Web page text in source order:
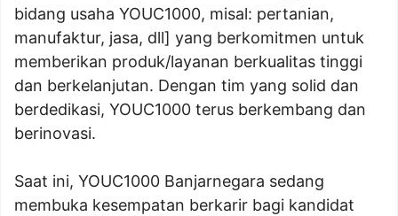
bidang usaha YOUC1000, misal: pertanian,
manufaktur, jasa, dll] yang berkomitmen untuk
memberikan produk/layanan berkualitas tinggi
dan berkelanjutan. Dengan tim yang solid dan
berdedikasi, YOUC1000 terus berkembang dan
berinovasi.
Saat ini, YOUC1000 Banjarnegara sedang
membuka kesempatan berkarir bagi kandidat